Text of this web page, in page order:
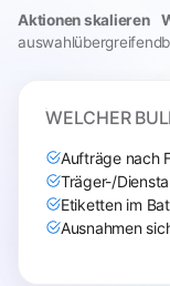
Aktionen skalieren
auswahlübergreifend
WELCHER
Aufträge nach
Träger-/
Etiketten im
Ausnahmen